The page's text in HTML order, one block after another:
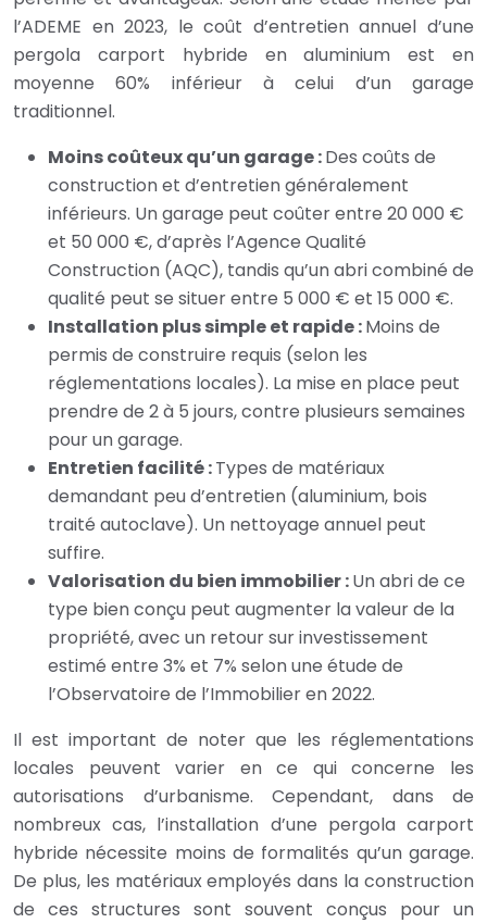
l’ADEME en 2023, le coût d’entretien annuel d’une
pergola carport hybride en aluminium est en
moyenne 60% inférieur à celui d’un garage
traditionnel.
Moins coûteux qu’un garage :Des coûts de
construction et d’entretien généralement
inférieurs. Un garage peut coûter entre 20 000 €
et 50 000 €, d’après l’Agence Qualité
Construction (AQC), tandis qu’un abri combiné de
qualité peut se situer entre 5 000 € et 15 000 €.
Installation plus simple et rapide :Moins de
permis de construire requis (selon les
réglementations locales). La mise en place peut
prendre de 2 à 5 jours, contre plusieurs semaines
pour un garage.
Entretien facilité :Types de matériaux
demandant peu d’entretien (aluminium, bois
traité autoclave). Un nettoyage annuel peut
suffire.
Valorisation du bien immobilier :Un abri de ce
type bien conçu peut augmenter la valeur de la
propriété, avec un retour sur investissement
estimé entre 3% et 7% selon une étude de
l’Observatoire de l’Immobilier en 2022.
Il est important de noter que les réglementations
locales peuvent varier en ce qui concerne les
autorisations d’urbanisme. Cependant, dans de
nombreux cas, l’installation d’une pergola carport
hybride nécessite moins de formalités qu’un garage.
De plus, les matériaux employés dans la construction
de ces structures sont souvent conçus pour un